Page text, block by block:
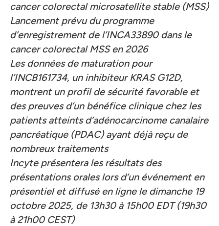
cancer colorectal microsatellite stable (MSS)
Lancement prévu du programme
d’enregistrement de l’INCA33890 dans le
cancer colorectal MSS en 2026
Les données de maturation pour
l’INCB161734, un inhibiteur KRAS G12D,
montrent un profil de sécurité favorable et
des preuves d’un bénéfice clinique chez les
patients atteints d’adénocarcinome canalaire
pancréatique (PDAC) ayant déjà reçu de
nombreux traitements
Incyte présentera les résultats des
présentations orales lors d’un événement en
présentiel et diffusé en ligne le dimanche 19
octobre 2025, de 13h30 à 15h00 EDT (19h30
à 21h00 CEST)